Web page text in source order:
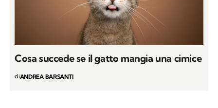
Cosa succede se il gatto mangia una cimice
diANDREA BARSANTI